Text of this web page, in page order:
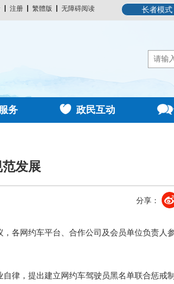
长者模式
注册 繁體版 无障碍阅读
务 政民互动
发展
分享：
各网约车平台、合作公司及会员单位负责人
律，提出建立网约车驾驶员黑名单联合惩戒